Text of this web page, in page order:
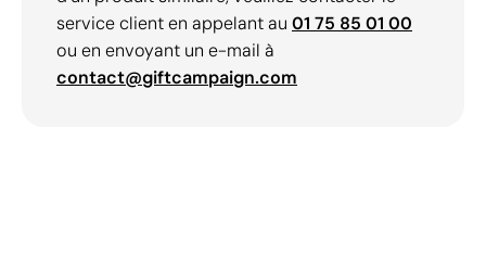
service client en appelant au 01 75 85 01 00
ou en envoyant un e-mail à
contact@giftcampaign.com